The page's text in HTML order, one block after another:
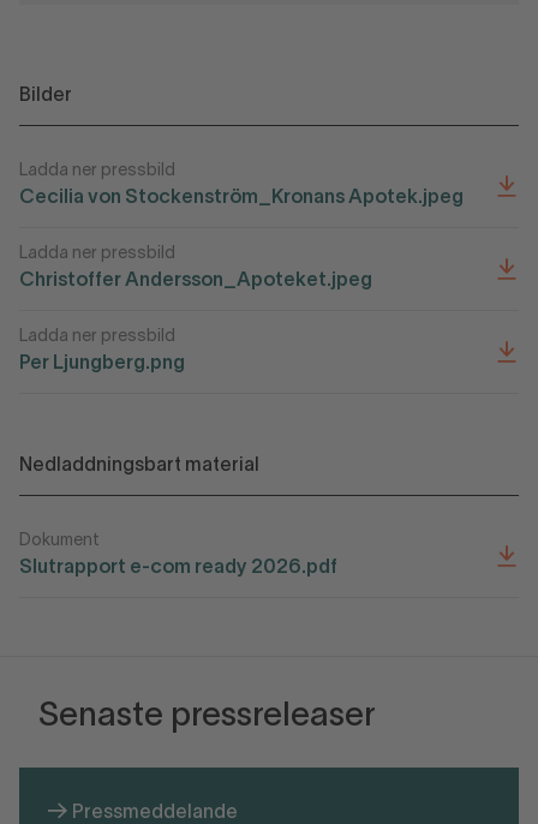
Bilder
Ladda ner pressbild
Cecilia von Stockenström_Kronans Apotek.jpeg
Ladda ner pressbild
Christoffer Andersson_Apoteket.jpeg
Ladda ner pressbild
Per Ljungberg.png
Nedladdningsbart material
Dokument
Slutrapport e-com ready 2026.pdf
Senaste pressreleaser
Pressmeddelande